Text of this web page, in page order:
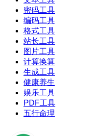
密码工具
编码工具
格式工具
站长工具
图片工具
计算换算
生成工具
健康养生
娱乐工具
PDF工具
五行命理